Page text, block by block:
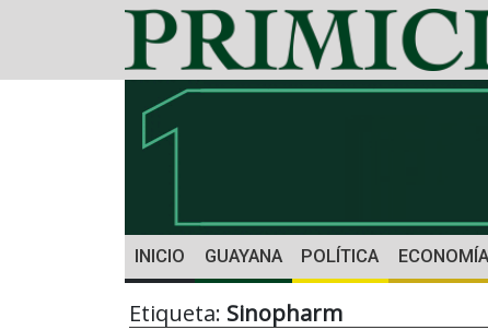
INICIO GUAYANA POLÍTICA ECONOMÍA
Etiqueta: Sinopharm